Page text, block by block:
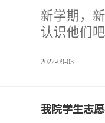
住宿、生
感受。实
新学期，
认识他们
学间的交
一切从头
2022-09-03
我院学生志